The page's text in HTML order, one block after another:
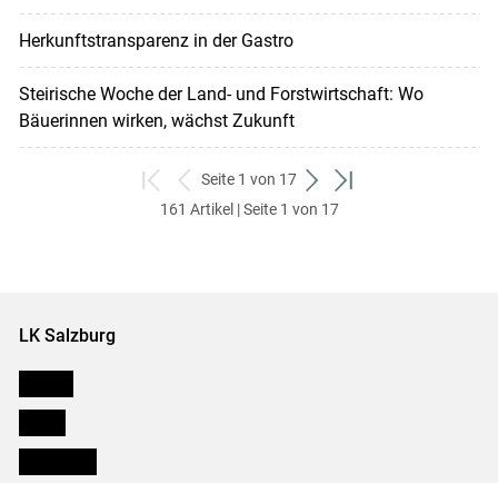
Herkunftstransparenz in der Gastro
Steirische Woche der Land- und Forstwirtschaft: Wo
Bäuerinnen wirken, wächst Zukunft
zum
ersten
zurück
zum
Seite 1 von 17
weiter
zum
zum
161 Artikel | Seite 1 von 17
LK Salzburg